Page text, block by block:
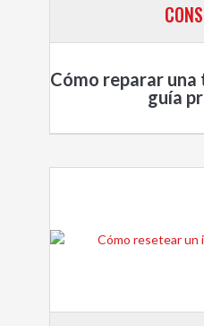
Cómo reparar
guía